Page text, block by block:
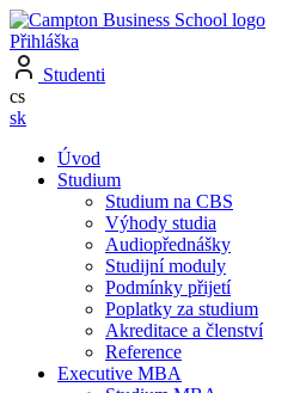
Přihláška
Studenti
cs
sk
Úvod
Studium
Studium na CBS
Výhody studia
Audiopřednášky
Studijní moduly
Podmínky přijetí
Poplatky za studium
Akreditace a členství
Reference
Executive MBA